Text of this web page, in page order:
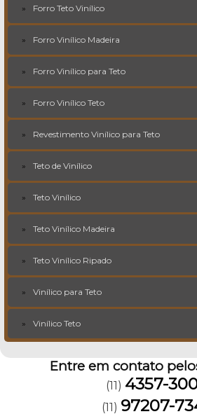
Forro Teto Vinílico
Forro Vinílico Madeira
Forro Vinílico para Teto
Forro Vinílico Teto
Revestimento Vinílico para Teto
Teto de Vinílico
Teto Vinílico
Teto Vinílico Madeira
Teto Vinílico Ripado
Vinílico para Teto
Vinílico Teto
Entre em contato
(11) 4357-
(11) 97207-